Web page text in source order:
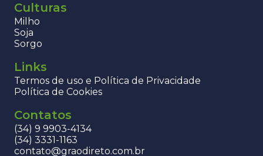
Culturas
Milho
Soja
Sorgo
Links
Termos de uso e Política de Privacidade
Política de Cookies
Contatos
(34) 9 9903-4134
(34) 3331-1163
contato@graodireto.com.br